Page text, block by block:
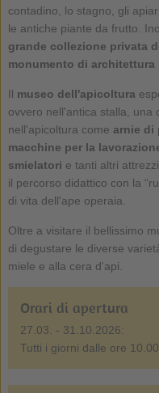
contadino, lo stagno, gli
le antiche piante da frutto.
grande collezione privata
monumento di architettura
Il museo dell'apicoltura
ovvero nell'antica stalla, una
nell'apicoltura come arnie di
macchine per la
smielatori e tanti altri
il percorso didattico con la
di vita dell'ape operaia.
Oltre a visitare il bellissimo
di degustare le diverse
miele e alla cera d'api.
Orari di apertura
27.03. - 31.10.2026:
Tutti i giorni dalle ore